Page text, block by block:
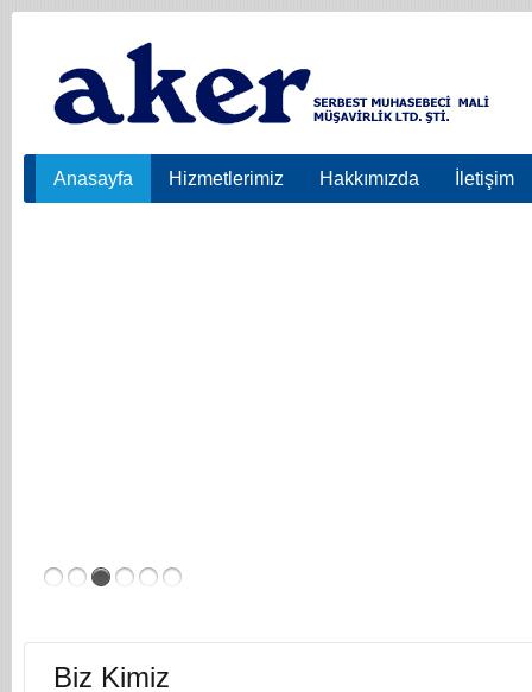
Anasayfa Hizmetlerimiz Hakkımızda İletişim
Biz Kimiz